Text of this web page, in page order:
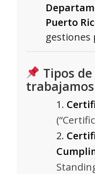
Puerto
gestiones
Tipos
trabajamos